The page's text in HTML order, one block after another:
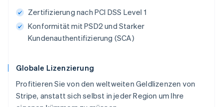
Zertifizierung nach PCI DSS Level 1
Konformität mit PSD2 und Starker
Kundenauthentifizierung (SCA)
Globale Lizenzierung
Profitieren Sie von den weltweiten Geldlizenzen von
Stripe, anstatt sich selbst in jeder Region um Ihre